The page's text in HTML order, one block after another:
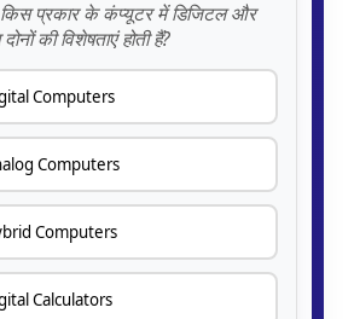
किस प्रकार के कंप्यूटर में डिजिटल और
की विशेषताएं होती हैं?
Computers
Computers
Computers
Calculators